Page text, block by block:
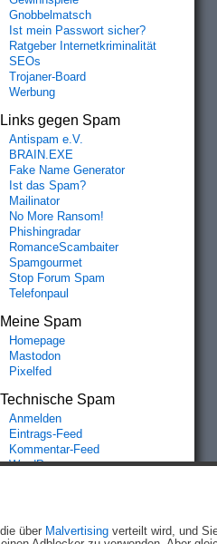
Gnobbelmatsch
Ist mein Passwort sicher?
Ratgeber Internetkriminalität
SEOs
Trojaner-Board
Werbung
Links gegen Spam
Antispam e.V.
BRAIN.EXE
Fake Name Generator
Ist das Spam?
Mailinator
No More Ransom!
Phishingradar
RomanceScambaiter
Spamgourmet
Stop Forum Spam
Telefonpaul
Meine Spam
Homepage
Mastodon
Pixelfed
Technische Spam
Anmelden
Eintrags-Feed
Kommentar-Feed
WordPress.org
über Malvertising verteilt wird, und